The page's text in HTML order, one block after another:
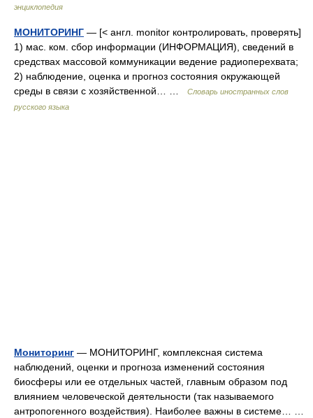
энциклопедия
МОНИТОРИНГ — [< англ. monitor контролировать, проверять]
1) мас. ком. сбор информации (ИНФОРМАЦИЯ), сведений в
средствах массовой коммуникации ведение радиоперехвата;
2) наблюдение, оценка и прогноз состояния окружающей
среды в связи с хозяйственной… …
Словарь иностранных слов
русского языка
Мониторинг — МОНИТОРИНГ, комплексная система
наблюдений, оценки и прогноза изменений состояния
биосферы или ее отдельных частей, главным образом под
влиянием человеческой деятельности (так называемого
антропогенного воздействия). Наиболее важны в системе… …